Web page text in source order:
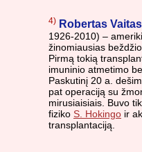
4) Robertas Vaitas
1926-2010) –
žinomiausias
Pirmą tokią
imuninio atmetimo
Paskutinį 20 a.
pat operaciją su
mirusiaisiais. Buvo
fiziko S. Hokingo ir
transplantaciją.